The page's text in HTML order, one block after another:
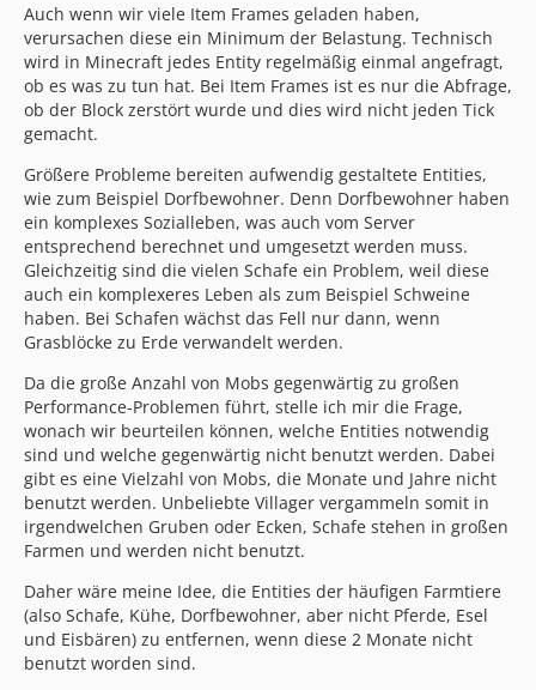
Auch wenn wir viele Item Frames geladen haben,
verursachen diese ein Minimum der Belastung. Technisch
wird in Minecraft jedes Entity regelmäßig einmal angefragt,
ob es was zu tun hat. Bei Item Frames ist es nur die Abfrage,
ob der Block zerstört wurde und dies wird nicht jeden Tick
gemacht.
Größere Probleme bereiten aufwendig gestaltete Entities,
wie zum Beispiel Dorfbewohner. Denn Dorfbewohner haben
ein komplexes Sozialleben, was auch vom Server
entsprechend berechnet und umgesetzt werden muss.
Gleichzeitig sind die vielen Schafe ein Problem, weil diese
auch ein komplexeres Leben als zum Beispiel Schweine
haben. Bei Schafen wächst das Fell nur dann, wenn
Grasblöcke zu Erde verwandelt werden.
Da die große Anzahl von Mobs gegenwärtig zu großen
Performance-Problemen führt, stelle ich mir die Frage,
wonach wir beurteilen können, welche Entities notwendig
sind und welche gegenwärtig nicht benutzt werden. Dabei
gibt es eine Vielzahl von Mobs, die Monate und Jahre nicht
benutzt werden. Unbeliebte Villager vergammeln somit in
irgendwelchen Gruben oder Ecken, Schafe stehen in großen
Farmen und werden nicht benutzt.
Daher wäre meine Idee, die Entities der häufigen Farmtiere
(also Schafe, Kühe, Dorfbewohner, aber nicht Pferde, Esel
und Eisbären) zu entfernen, wenn diese 2 Monate nicht
benutzt worden sind.